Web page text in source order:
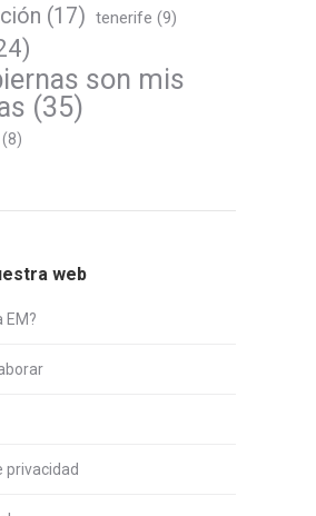
(17) tenerife (9)
son mis
(35)
(8)
web
EM?
privacidad